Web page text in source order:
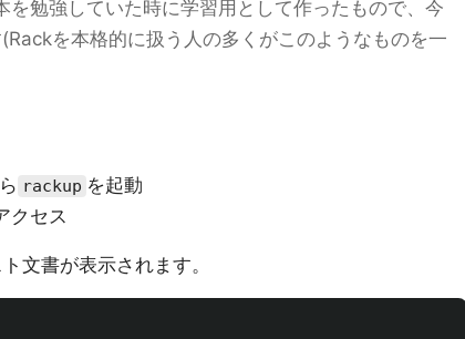
勉強していた時に学習用として作ったもので、今
を本格的に扱う人の多くがこのようなものを一
rackup を起動
クセス
文書が表示されます。